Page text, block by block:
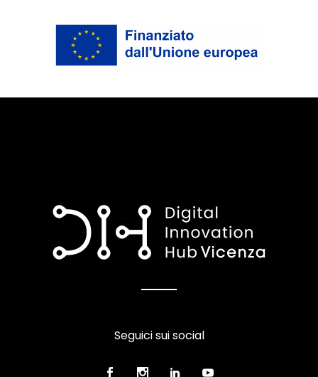
Seguici sui social